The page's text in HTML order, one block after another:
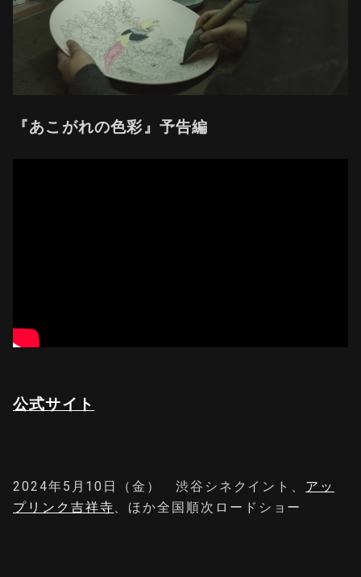
『あこがれの色彩』予告編
公式サイト
2024年5月10日（金） 渋⾕シネクイント、 アッ
プリンク吉祥寺、ほか全国順次ロードショー